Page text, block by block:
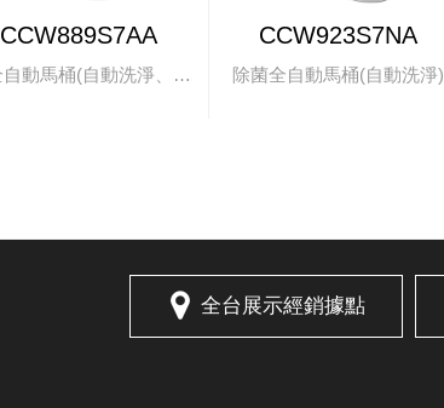
CCW889S7AA
除菌全自動馬桶(自動洗淨、掀蓋)
CCW923S7NA
除菌全自動馬桶(自動洗淨)
全台展示經銷據點